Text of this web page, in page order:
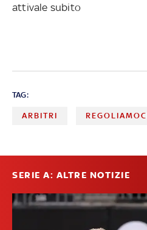
attivale subito
TAG:
ARBITRI
SERIE A: ALTRE NOTIZIE